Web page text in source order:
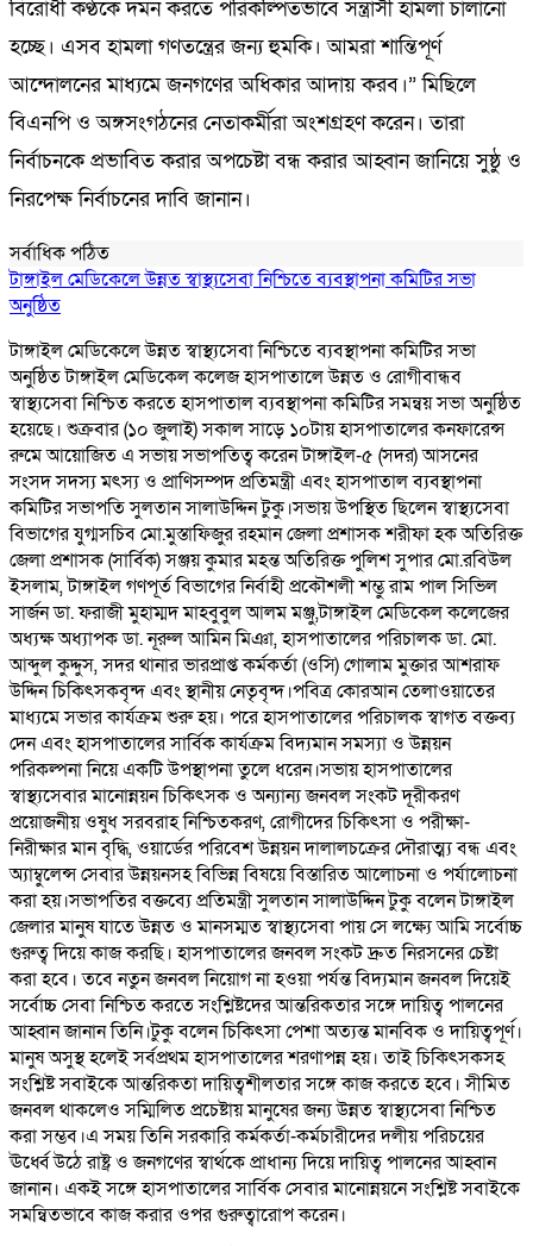
বিরোধী কণ্ঠকে দমন করতে পরিকল্পিতভাবে সন্ত্রাসী হামলা চালানো
হচ্ছে। এসব হামলা গণতন্ত্রের জন্য হুমকি। আমরা শান্তিপূর্ণ
আন্দোলনের মাধ্যমে জনগণের অধিকার আদায় করব।” মিছিলে
বিএনপি ও অঙ্গসংগঠনের নেতাকর্মীরা অংশগ্রহণ করেন। তারা
নির্বাচনকে প্রভাবিত করার অপচেষ্টা বন্ধ করার আহ্বান জানিয়ে সুষ্ঠু ও
নিরপেক্ষ নির্বাচনের দাবি জানান।
সর্বাধিক পঠিত
টাঙ্গাইল মেডিকেলে উন্নত স্বাস্থ্যসেবা নিশ্চিতে ব্যবস্থাপনা কমিটির সভা
অনুষ্ঠিত
টাঙ্গাইল মেডিকেলে উন্নত স্বাস্থ্যসেবা নিশ্চিতে ব্যবস্থাপনা কমিটির সভা
অনুষ্ঠিত টাঙ্গাইল মেডিকেল কলেজ হাসপাতালে উন্নত ও রোগীবান্ধব
স্বাস্থ্যসেবা নিশ্চিত করতে হাসপাতাল ব্যবস্থাপনা কমিটির সমন্বয় সভা অনুষ্ঠিত
হয়েছে। শুক্রবার (১০ জুলাই) সকাল সাড়ে ১০টায় হাসপাতালের কনফারেন্স
রুমে আয়োজিত এ সভায় সভাপতিত্ব করেন টাঙ্গাইল-৫ (সদর) আসনের
সংসদ সদস্য মৎস্য ও প্রাণিসম্পদ প্রতিমন্ত্রী এবং হাসপাতাল ব্যবস্থাপনা
কমিটির সভাপতি সুলতান সালাউদ্দিন টুকু।সভায় উপস্থিত ছিলেন স্বাস্থ্যসেবা
বিভাগের যুগ্মসচিব মো.মুস্তাফিজুর রহমান জেলা প্রশাসক শরীফা হক অতিরিক্ত
জেলা প্রশাসক (সার্বিক) সঞ্জয় কুমার মহন্ত অতিরিক্ত পুলিশ সুপার মো.রবিউল
ইসলাম, টাঙ্গাইল গণপূর্ত বিভাগের নির্বাহী প্রকৌশলী শম্ভু রাম পাল সিভিল
সার্জন ডা. ফরাজী মুহাম্মদ মাহবুবুল আলম মঞ্জু,টাঙ্গাইল মেডিকেল কলেজের
অধ্যক্ষ অধ্যাপক ডা. নূরুল আমিন মিঞা, হাসপাতালের পরিচালক ডা. মো.
আব্দুল কুদ্দুস, সদর থানার ভারপ্রাপ্ত কর্মকর্তা (ওসি) গোলাম মুক্তার আশরাফ
উদ্দিন চিকিৎসকবৃন্দ এবং স্থানীয় নেতৃবৃন্দ।পবিত্র কোরআন তেলাওয়াতের
মাধ্যমে সভার কার্যক্রম শুরু হয়। পরে হাসপাতালের পরিচালক স্বাগত বক্তব্য
দেন এবং হাসপাতালের সার্বিক কার্যক্রম বিদ্যমান সমস্যা ও উন্নয়ন
পরিকল্পনা নিয়ে একটি উপস্থাপনা তুলে ধরেন।সভায় হাসপাতালের
স্বাস্থ্যসেবার মানোন্নয়ন চিকিৎসক ও অন্যান্য জনবল সংকট দূরীকরণ
প্রয়োজনীয় ওষুধ সরবরাহ নিশ্চিতকরণ, রোগীদের চিকিৎসা ও পরীক্ষা-
নিরীক্ষার মান বৃদ্ধি, ওয়ার্ডের পরিবেশ উন্নয়ন দালালচক্রের দৌরাত্ম্য বন্ধ এবং
অ্যাম্বুলেন্স সেবার উন্নয়নসহ বিভিন্ন বিষয়ে বিস্তারিত আলোচনা ও পর্যালোচনা
করা হয়।সভাপতির বক্তব্যে প্রতিমন্ত্রী সুলতান সালাউদ্দিন টুকু বলেন টাঙ্গাইল
জেলার মানুষ যাতে উন্নত ও মানসম্মত স্বাস্থ্যসেবা পায় সে লক্ষ্যে আমি সর্বোচ্চ
গুরুত্ব দিয়ে কাজ করছি। হাসপাতালের জনবল সংকট দ্রুত নিরসনের চেষ্টা
করা হবে। তবে নতুন জনবল নিয়োগ না হওয়া পর্যন্ত বিদ্যমান জনবল দিয়েই
সর্বোচ্চ সেবা নিশ্চিত করতে সংশ্লিষ্টদের আন্তরিকতার সঙ্গে দায়িত্ব পালনের
আহ্বান জানান তিনি।টুকু বলেন চিকিৎসা পেশা অত্যন্ত মানবিক ও দায়িত্বপূর্ণ।
মানুষ অসুস্থ হলেই সর্বপ্রথম হাসপাতালের শরণাপন্ন হয়। তাই চিকিৎসকসহ
সংশ্লিষ্ট সবাইকে আন্তরিকতা দায়িত্বশীলতার সঙ্গে কাজ করতে হবে। সীমিত
জনবল থাকলেও সম্মিলিত প্রচেষ্টায় মানুষের জন্য উন্নত স্বাস্থ্যসেবা নিশ্চিত
করা সম্ভব।এ সময় তিনি সরকারি কর্মকর্তা-কর্মচারীদের দলীয় পরিচয়ের
ঊর্ধ্বে উঠে রাষ্ট্র ও জনগণের স্বার্থকে প্রাধান্য দিয়ে দায়িত্ব পালনের আহ্বান
জানান। একই সঙ্গে হাসপাতালের সার্বিক সেবার মানোন্নয়নে সংশ্লিষ্ট সবাইকে
সমন্বিতভাবে কাজ করার ওপর গুরুত্বারোপ করেন।